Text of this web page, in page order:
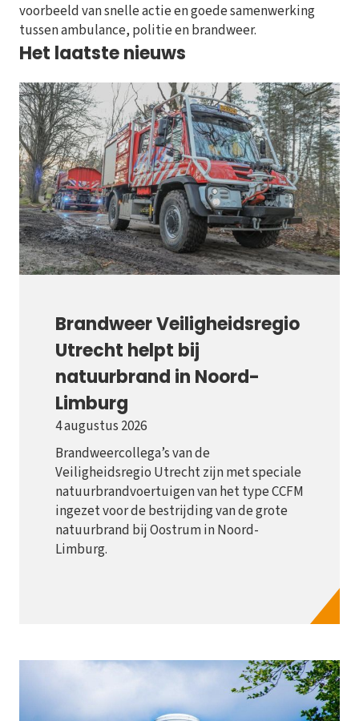
voorbeeld van snelle actie en goede samenwerking
tussen ambulance, politie en brandweer.
Het laatste nieuws
Brandweer Veiligheidsregio
Utrecht helpt bij
natuurbrand in Noord-
Limburg
4 augustus 2026
Brandweercollega’s van de
Veiligheidsregio Utrecht zijn met speciale
natuurbrandvoertuigen van het type CCFM
ingezet voor de bestrijding van de grote
natuurbrand bij Oostrum in Noord-
Limburg.